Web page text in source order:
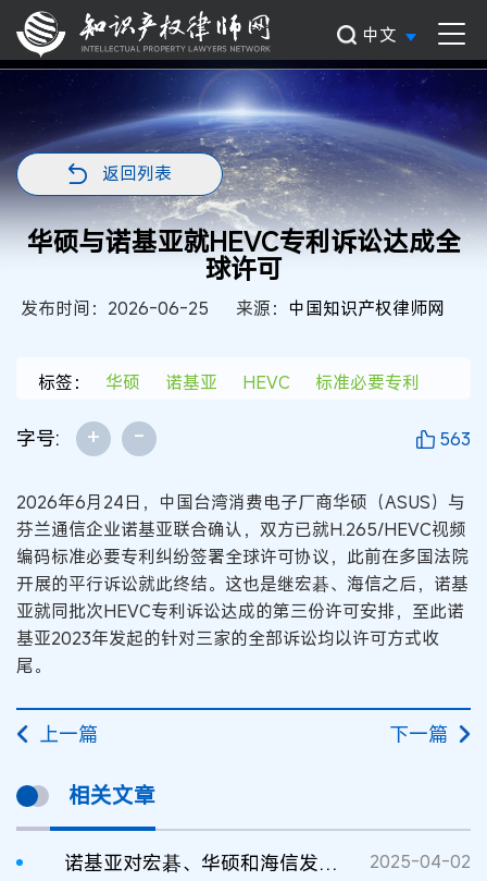
中文
返回列表
华硕与诺基亚就HEVC专利诉讼达成全
球许可
发布时间：2026-06-25 来源： 中国知识产权律师网
标签： 华硕 诺基亚 HEVC 标准必要专利
字号: + - 563
2026年6月24日，中国台湾消费电子厂商华硕（ASUS）与
芬兰通信企业诺基亚联合确认，双方已就H.265/HEVC视频
编码标准必要专利纠纷签署全球许可协议，此前在多国法院
开展的平行诉讼就此终结。这也是继宏碁、海信之后，诺基
亚就同批次HEVC专利诉讼达成的第三份许可安排，至此诺
基亚2023年发起的针对三家的全部诉讼均以许可方式收
尾。
上一篇 下一篇
相关文章
诺基亚对宏碁、华硕和海信发起多媒体专利诉讼 2025-04-02